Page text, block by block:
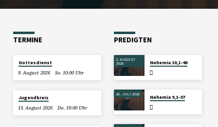
TERMINE
Gottesdienst
9. August 2026
So. 10:00 Uhr
Jugendkreis
13. August 2026
Do. 19:00 Uhr
PREDIGTEN
2. AUGUST
2026 Nehemia 10,1-40
26. JULI 2026
Nehemia 9,1-37